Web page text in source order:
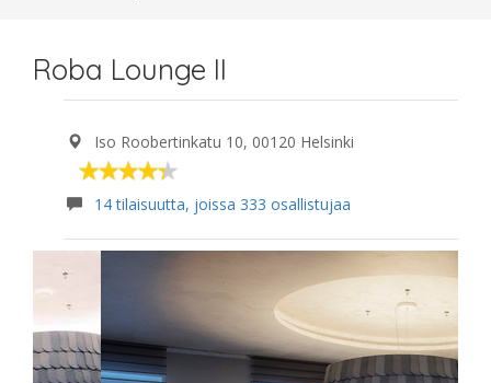
Roba Lounge II
Iso Roobertinkatu 10, 00120 Helsinki
14 tilaisuutta, joissa 333 osallistujaa
Previous Next